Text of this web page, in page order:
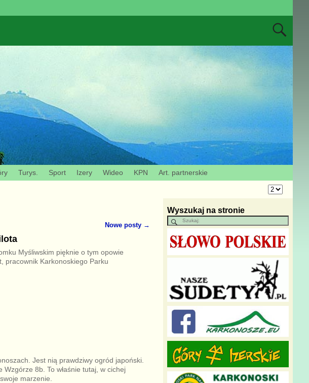
Turys. Sport Izery Wideo KPN
Art. partnerskie
Nowe posty →
Myśliwskim pięknie o tym opowie
pracownik Karkonoskiego Parku
Jest nią prawdziwy ogród japoński.
8b. To właśnie tutaj, w cichej
marzenie.
Wyszukaj na stronie